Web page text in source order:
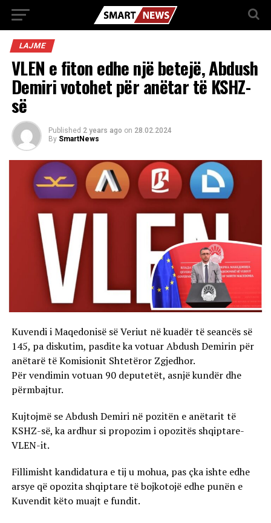
LAJME
VLEN e fiton edhe një betejë, Abdush
Demiri votohet për anëtar të KSHZ-
së
Published 2 years ago on 28.02.2024
By SmartNews
Kuvendi i Maqedonisë së Veriut në kuadër të seancës së
145, pa diskutim, pasdite ka votuar Abdush Demirin për
anëtarë të Komisionit Shtetëror Zgjedhor.
Për vendimin votuan 90 deputetët, asnjë kundër dhe
përmbajtur.
Kujtojmë se Abdush Demiri në pozitën e anëtarit të
KSHZ-së, ka ardhur si propozim i opozitës shqiptare-
VLEN-it.
Fillimisht kandidatura e tij u mohua, pas çka ishte edhe
arsye që opozita shqiptare të bojkotojë edhe punën e
Kuvendit këto muajt e fundit.